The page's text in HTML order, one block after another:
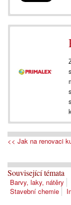
<< Jak na renovaci
Související témata
Barvy, laky, nátěry
Stavební chemie